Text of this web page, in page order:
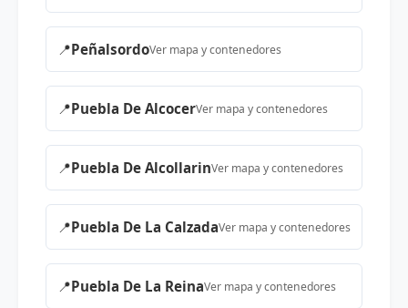
📍PeñalsordoVer mapa y contenedores
📍Puebla De AlcocerVer mapa y contenedores
📍Puebla De AlcollarinVer mapa y contenedores
📍Puebla De La CalzadaVer mapa y contenedores
📍Puebla De La ReinaVer mapa y contenedores